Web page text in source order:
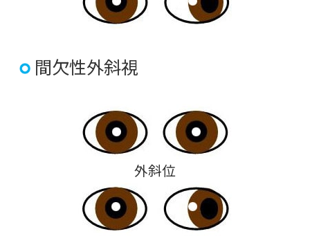
間欠性外斜視
外斜位